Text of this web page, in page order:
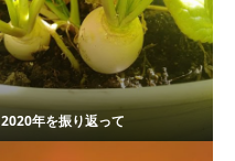
2020年を振り返って